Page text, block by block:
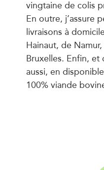
vingtaine de colis
En outre, j’assure
livraisons à
Hainaut, de
Bruxelles. Enfin, et
aussi, en
100% viande